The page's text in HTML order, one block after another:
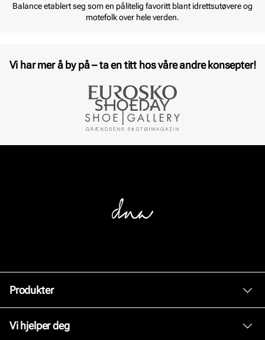
Balance etablert seg som en pålitelig favoritt blant idrettsutøvere og
motefolk over hele verden.
Vi har mer å by på – ta en titt hos våre andre konsepter!
Produkter
Vi hjelper deg